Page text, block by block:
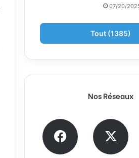
07/20/
Tout (1385)
Nos Réseaux